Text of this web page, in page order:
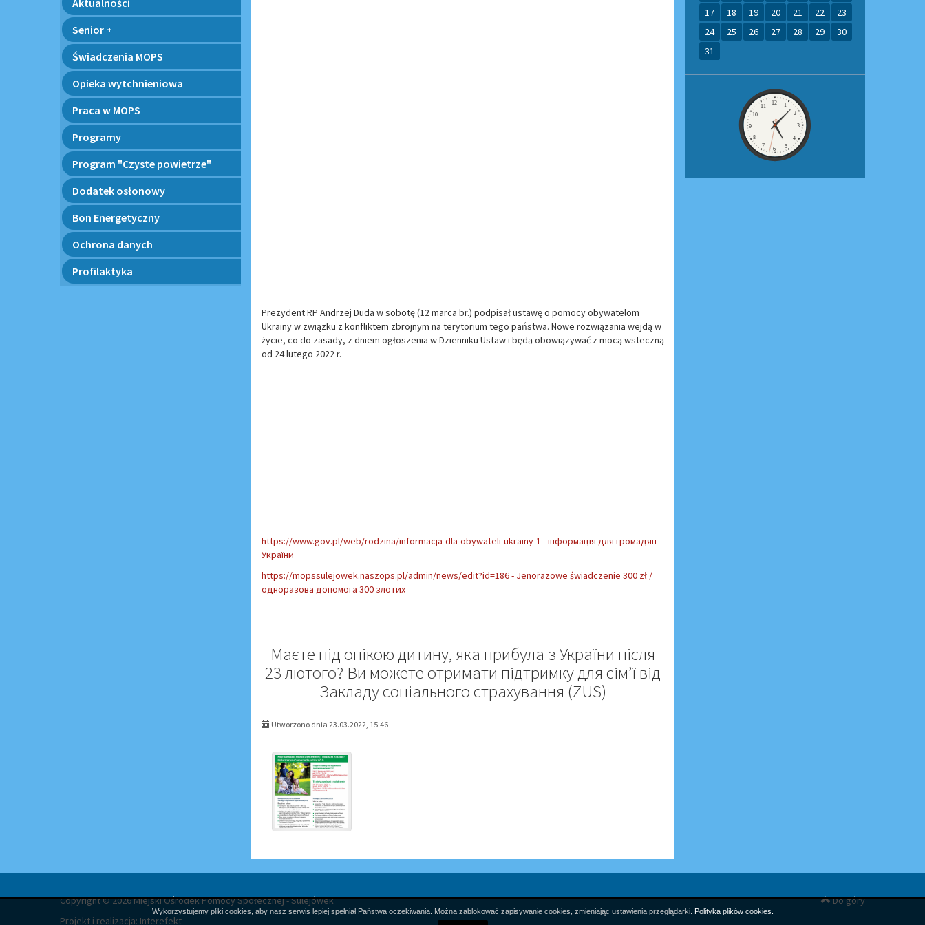
Aktualności
Senior +
Świadczenia MOPS
Opieka wytchnieniowa
Praca w MOPS
Programy
Program "Czyste powietrze"
Dodatek osłonowy
Bon Energetyczny
Ochrona danych
Profilaktyka
Prezydent RP Andrzej Duda w sobotę (12 marca br.) podpisał ustawę o pomocy obywatelom
Ukrainy w związku z konfliktem zbrojnym na terytorium tego państwa. Nowe rozwiązania wejdą w
życie, co do zasady, z dniem ogłoszenia w Dzienniku Ustaw i będą obowiązywać z mocą wsteczną
od 24 lutego 2022 r.
https://www.gov.pl/web/rodzina/informacja-dla-obywateli-ukrainy-1 -інформація для громадян
України
https://mopssulejowek.naszops.pl/admin/news/edit?id=186 - Jenorazowe świadczenie 300 zł /
одноразова допомога 300 злотих
Mаєте під опікою дитину, яка прибула з України після
23 лютого? Ви можете отримати підтримку для сім’ї від
Закладу соціального страхування (ZUS)
Utworzono dnia 23.03.2022, 15:46
17
18 19 20 21 22
23
24
25 26 27 28 29
30
31
1
2
3
4
5
6
7
8
9
10
11
12
Copyright © 2026 Miejski Ośrodek Pomocy Społecznej - Sulejówek
Projekt i realizacja: Interefekt
Do góry
Wykorzystujemy pliki cookies, aby nasz serwis lepiej spełniał Państwa oczekiwania. Można zablokować zapisywanie cookies, zmieniając ustawienia przeglądarki. Polityka plików cookies.